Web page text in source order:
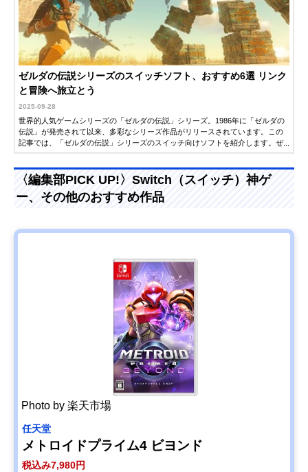
ゼルダの伝説シリーズのスイッチソフト、おすすめ6選 リンク
と冒険へ旅立とう
2025-09-28
世界的人気ゲームシリーズの「ゼルダの伝説」シリーズ。1986年に「ゼルダの
伝説」が発売されて以来、多彩なシリーズ作品がリリースされています。この
記事では、「ゼルダの伝説」シリーズのスイッチ向けソフトを紹介します。ぜ
〈編集部PICK UP!〉Switch（スイッチ）神ゲ
ー、その他のおすすめ作品
Photo by 楽天市場
任天堂
メトロイドプライム4 ビヨンド
税込み7,980円